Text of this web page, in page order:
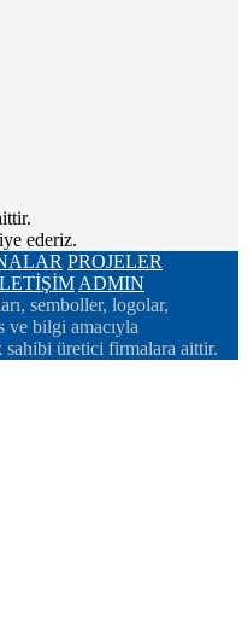
ederiz.
PROJELER
ADMIN
semboller, logolar,
ve bilgi amacıyla
sahibi üretici firmalara aittir.